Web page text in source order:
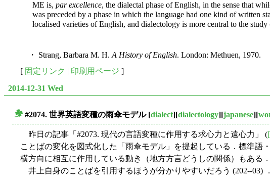
ME is, par excellence, the dialectal phase of English, in the sense that
was preceded by a phase in which the language had one kind of written
localised varieties ofEnglish, and dialectology is more central to the
・ Strang, Barbara M. H. A History of English. London: Methuen, 1970.
[ 固定リンク | 印刷用ページ ]
2014-12-31 Wed
#2074. 世界英語変種の雨傘モデル[dialect][dialectology][japanese][
昨日の記事「#2073. 現代の言語変種に作用する求心力と遠心力」 (
ことばの変化を図式化した「雨傘モデル」を提起している．標準
横方向に相互に作用している動き（地方方言どうしの関係）もある
井上自身のことばを引用するほうが分かりやすいだろう (202--03) ．